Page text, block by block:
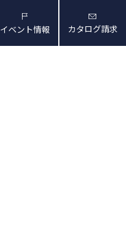
イベント情報 カタログ請求